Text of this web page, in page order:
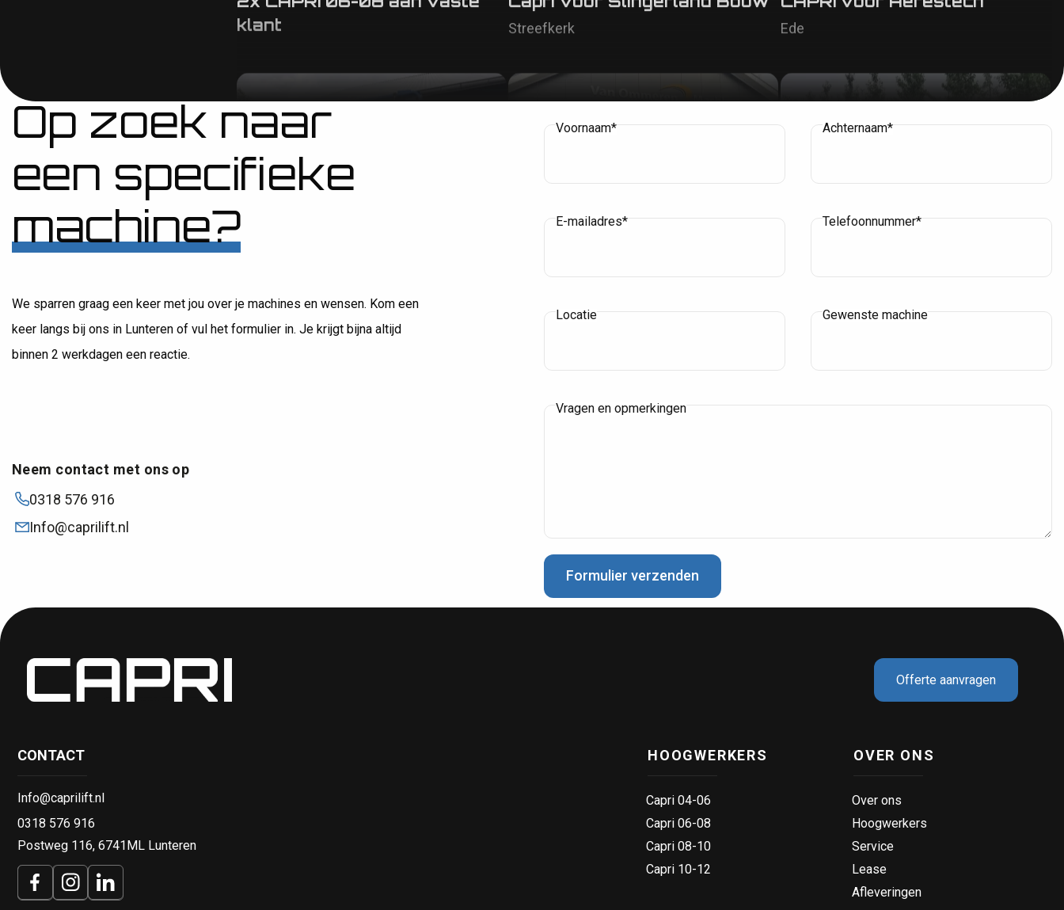
klant
04-06 Donselaar
Lunteren
Streefkerk
Meesterschilders
CAPRI voor Dutch Wind
Ede
Grote levering CAPRI
Op zoek naar
een specifieke
machine?
We sparren graag een keer met jou over je machines en wensen. Kom een
keer langs bij ons in Lunteren of vul het formulier in. Je krijgt bijna altijd
binnen 2 werkdagen een reactie.
Neem contact met ons op
0318 576 916
Info@caprilift.nl
Voornaam* Achternaam*
E-mailadres* Telefoonnummer*
Locatie Gewenste machine
Vragen en opmerkingen
Formulier verzenden
Offerte aanvragen
CONTACT
Info@caprilift.nl
0318 576 916
Postweg 116, 6741ML Lunteren
HOOGWERKERS
Capri 04-06
Capri 06-08
Capri 08-10
Capri 10-12
OVER ONS
Over ons
Hoogwerkers
Service
Lease
Afleveringen